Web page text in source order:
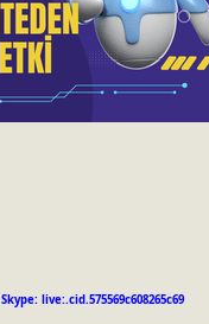
Skype: live:.cid.575569c608265c69